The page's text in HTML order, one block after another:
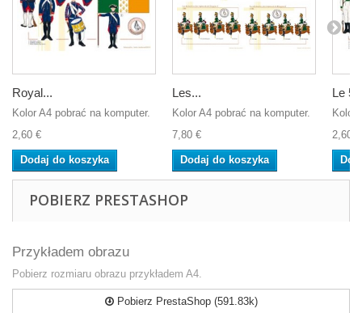
Royal...
Kolor A4 pobrać na komputer.
2,60 €
Dodaj do koszyka
Les...
Kolor A4 pobrać na komputer.
7,80 €
Dodaj do koszyka
Le
Kolor
2,60 €
POBIERZ PRESTASHOP
Przykładem obrazu
Pobierz rozmiaru obrazu przykładem A4.
Pobierz PrestaShop (591.83k)